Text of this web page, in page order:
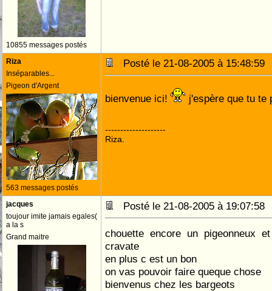
10855 messages postés
Riza
Inséparables...
Pigeon d'Argent
563 messages postés
Posté le 21-08-2005 à
bienvenue ici! j'espère que tu
--------------------
Riza.
jacques
toujour imite jamais egales(
a la s
Grand maitre
Posté le 21-08-2005 à
chouette encore un pigeonneux
cravate
en plus c est un bon
on vas pouvoir faire queque chose
bienvenus chez les bargeots